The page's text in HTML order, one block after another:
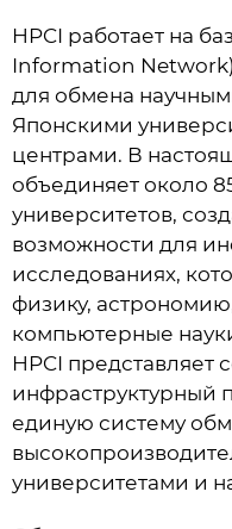
HPCI работает на
Information
для обмена
Японскими
центрами. В
объединяет около
университетов,
возможности для
исследованиях,
физику,
компьютерные
HPCI представляет
инфраструктурный
единую систему
университетами и